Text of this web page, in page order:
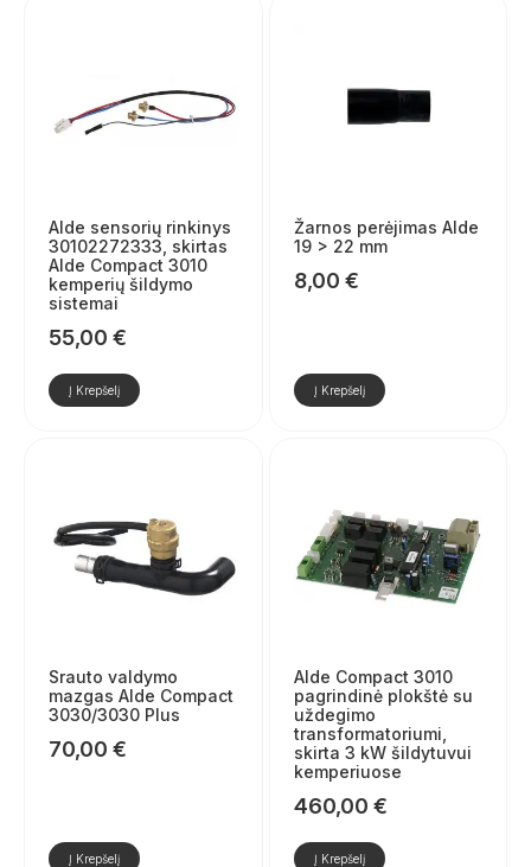
Alde sensorių rinkinys
30102272333, skirtas
Alde Compact 3010
kemperių šildymo
sistemai
55,00 €
Į Krepšelį
Žarnos perėjimas Alde
19 > 22 mm
8,00 €
Į Krepšelį
Srauto valdymo
mazgas Alde Compact
3030/3030 Plus
70,00 €
Į Krepšelį
Alde Compact 3010
pagrindinė plokštė su
uždegimo
transformatoriumi,
skirta 3 kW šildytuvui
kemperiuose
460,00 €
Į Krepšelį